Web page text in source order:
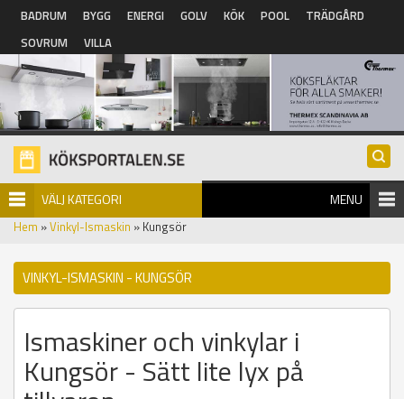
Hoppa till huvudinnehåll
BADRUM BYGG ENERGI GOLV KÖK POOL
TRÄDGÅRD
SOVRUM
VILLA
VÄLJ KATEGORI MENU
Hem »Vinkyl-Ismaskin » Kungsör
VINKYL-ISMASKIN - KUNGSÖR
Ismaskiner och vinkylar i
Kungsör - Sätt lite lyx på